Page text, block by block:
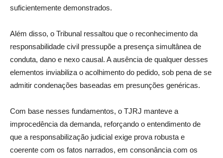
suficientemente demonstrados.
Além disso, o Tribunal ressaltou que o reconhecimento da
responsabilidade civil pressupõe a presença simultânea de
conduta, dano e nexo causal. A ausência de qualquer desses
elementos inviabiliza o acolhimento do pedido, sob pena de se
admitir condenações baseadas em presunções genéricas.
Com base nesses fundamentos, o TJRJ manteve a
improcedência da demanda, reforçando o entendimento de
que a responsabilização judicial exige prova robusta e
coerente com os fatos narrados, em consonância com os